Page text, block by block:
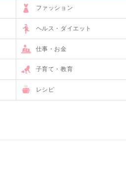
ファッション
ヘルス・ダイエット
仕事・お金
子育て・教育
レシピ